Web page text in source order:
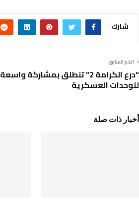
شارك
الخبر السابق
“درع الكرامة 2” تنطلق بمشاركة واسعة
للوحدات العسكرية
أخبار ذات صلة